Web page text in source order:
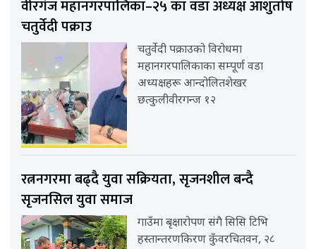
वीरगंज महानगरपालिका–२५ का वडा अध्यक्ष आशुतोष
चतुर्वेदी पक्राउ
चतुर्वेदी पक्राउको विरोधमा
महानगरपालिकाका सम्पूर्ण वडा
अध्यक्षहरू आन्दोलितशेखर
छत्कुलीवीरगन्ज १२
रत्ननगरमा बढ्दै युवा सक्रियता, सृजनशील बन्दै
सृजनसिल युवा समाज
गाउँमा बृक्षारोपण संगै सिसि टिभि
हस्तान्तरणकिरण कुँवरचितवन, २८